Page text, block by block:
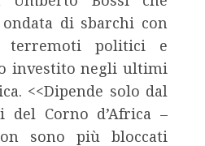
di sbarchi con
terremoti politici e
investito negli ultimi
<<Dipende solo dal
del Corno d’Africa –
sono più bloccati